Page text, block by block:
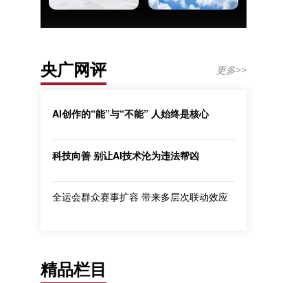
央广网评 更多>>
AI创作的“能”与“不能” 人始终是核心
科技向善 别让AI技术沦为违法帮凶
全运会群众赛事扩容 带来多层次联动效应
精品栏目